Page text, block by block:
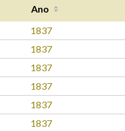
Ano
1837
1837
1837
1837
1837
1837